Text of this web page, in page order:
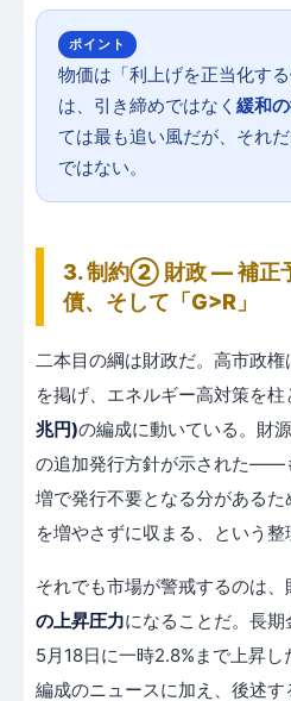
ポイント
物価は「利上げを正当化す
は、引き締めではなく 緩和
ては最も追い風だが、それ
ではない。
3. 制約② 財政 — 補正
債、そして「G>R」
二本目の綱は財政だ。高市政権
を掲げ、エネルギー高対策を柱
兆円)の編成に動いている。財
の追加発行方針が示された——
増で発行不要となる分がある
を増やさずに収まる、という整
それでも市場が警戒するのは
の上昇圧力になることだ。長
5月18日に一時2.8%まで上昇
編成のニュースに加え、後述